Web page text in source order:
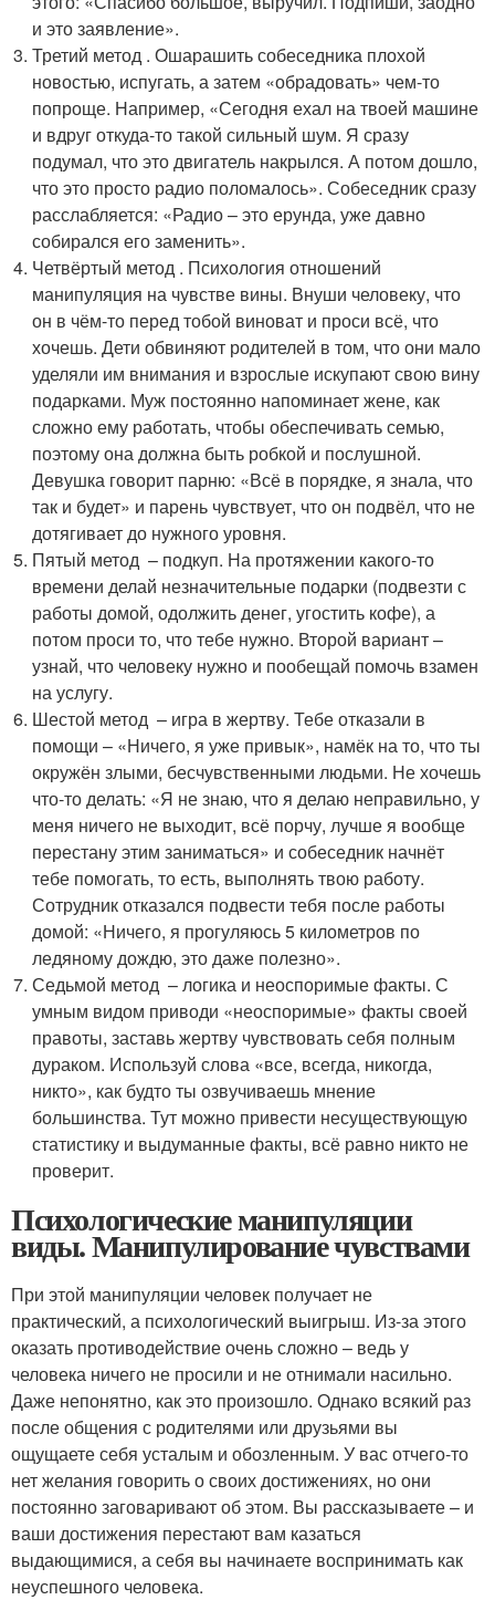
и это заявление».
Третий метод . Ошарашить собеседника плохой
новостью, испугать, а затем «обрадовать» чем-то
попроще. Например, «Сегодня ехал на твоей машине
и вдруг откуда-то такой сильный шум. Я сразу
подумал, что это двигатель накрылся. А потом дошло,
что это просто радио поломалось». Собеседник сразу
расслабляется: «Радио – это ерунда, уже давно
собирался его заменить».
Четвёртый метод . Психология отношений
манипуляция на чувстве вины. Внуши человеку, что
он в чём-то перед тобой виноват и проси всё, что
хочешь. Дети обвиняют родителей в том, что они мало
уделяли им внимания и взрослые искупают свою вину
подарками. Муж постоянно напоминает жене, как
сложно ему работать, чтобы обеспечивать семью,
поэтому она должна быть робкой и послушной.
Девушка говорит парню: «Всё в порядке, я знала, что
так и будет» и парень чувствует, что он подвёл, что не
дотягивает до нужного уровня.
Пятый метод – подкуп. На протяжении какого-то
времени делай незначительные подарки (подвезти с
работы домой, одолжить денег, угостить кофе), а
потом проси то, что тебе нужно. Второй вариант –
узнай, что человеку нужно и пообещай помочь взамен
на услугу.
Шестой метод – игра в жертву. Тебе отказали в
помощи – «Ничего, я уже привык», намёк на то, что ты
окружён злыми, бесчувственными людьми. Не хочешь
что-то делать: «Я не знаю, что я делаю неправильно, у
меня ничего не выходит, всё порчу, лучше я вообще
перестану этим заниматься» и собеседник начнёт
тебе помогать, то есть, выполнять твою работу.
Сотрудник отказался подвести тебя после работы
домой: «Ничего, я прогуляюсь 5 километров по
ледяному дождю, это даже полезно».
Седьмой метод – логика и неоспоримые факты. С
умным видом приводи «неоспоримые» факты своей
правоты, заставь жертву чувствовать себя полным
дураком. Используй слова «все, всегда, никогда,
никто», как будто ты озвучиваешь мнение
большинства. Тут можно привести несуществующую
статистику и выдуманные факты, всё равно никто не
проверит.
Психологические манипуляции
виды. Манипулирование чувствами
При этой манипуляции человек получает не
практический, а психологический выигрыш. Из-за этого
оказать противодействие очень сложно – ведь у
человека ничего не просили и не отнимали насильно.
Даже непонятно, как это произошло. Однако всякий раз
после общения с родителями или друзьями вы
ощущаете себя усталым и обозленным. У вас отчего-то
нет желания говорить о своих достижениях, но они
постоянно заговаривают об этом. Вы рассказываете – и
ваши достижения перестают вам казаться
выдающимися, а себя вы начинаете воспринимать как
неуспешного человека.